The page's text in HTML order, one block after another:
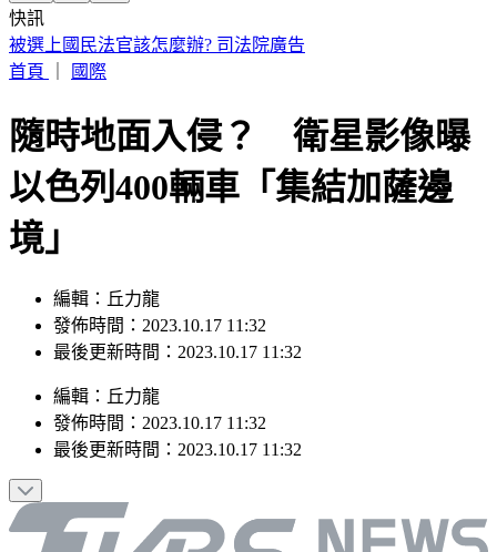
快訊
拜票突遭恐怖攻擊！台中里長被潑糞叫囂 請託不成竟酒後
發飆
隨時地面入侵？ 衛星影像曝
以色列400輛車「集結加薩邊
境」
編輯：丘力龍
發佈時間：2023.10.17 11:32
編輯：丘力龍
發佈時間：2023.10.17 11:32